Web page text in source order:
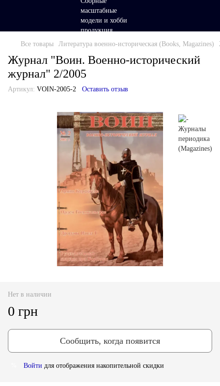
Все товары Литература военно-историческая (Books, Magazines)
Журнал "Воин. Военно-исторический
журнал" 2/2005
Артикул: VOIN-2005-2 Оставить отзыв
Нет в наличии
0 грн
Сообщить, когда появится
Войти для отображения накопительной скидки